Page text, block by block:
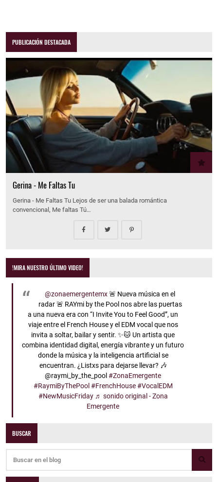
PUBLICACIÓN DESTACADA
Gerina - Me Faltas Tu
Gerina - Me Faltas Tu Lejos de ser una balada romántica
convencional, Me faltas Tú…
!MIRA NUESTRO ÚLTIMO VIDEO!
@zonaemergentemx🚨 Nueva música en el
radar 🚨 RAYmi by the Pool nos abre las puertas
a una nueva era con “I Invite You to Feel Good”, un
viaje entre el French House y el EDM vocal que nos
invita a soltar, bailar y sentir. ✨🐱 Un artista que
combina identidad digital, energía vibrante y un futuro
donde la música y la inteligencia artificial se
encuentran. ¿Listxs para dejarse llevar? 🎶
@raymi_by_the_pool#ZonaEmergente
#RaymiByThePool #FrenchHouse #VocalEDM
#NewMusicFriday ♬ sonido original - Zona
Emergente
BUSCAR